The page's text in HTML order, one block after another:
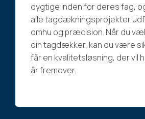
dygtige inden for deres fag,
alle tagdækningsprojekter
omhu og præcision. Når du
din tagdækker, kan du være
får en kvalitetsløsning, der vil
år fremover.